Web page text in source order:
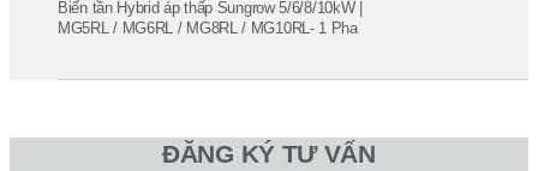
Biến tần Hybrid áp thấp Sungrow 5/6/8/10kW |
MG5RL / MG6RL / MG8RL / MG10RL- 1 Pha
ĐĂNG KÝ TƯ VẤN